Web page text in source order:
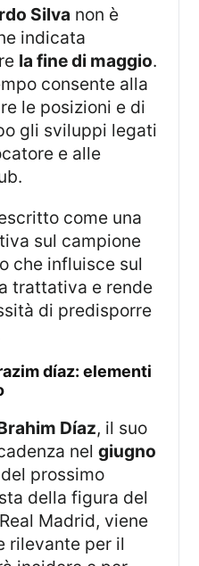
Silva non è
indicata
la fine di maggio.
consente alla
le posizioni e di
gli sviluppi legati
e alle
come una
sul campione
che influisce sul
trattativa e rende
di predisporre
Díaz, il suo
nelgiugno
prossimo
della figura del
Madrid, viene
rilevante per il